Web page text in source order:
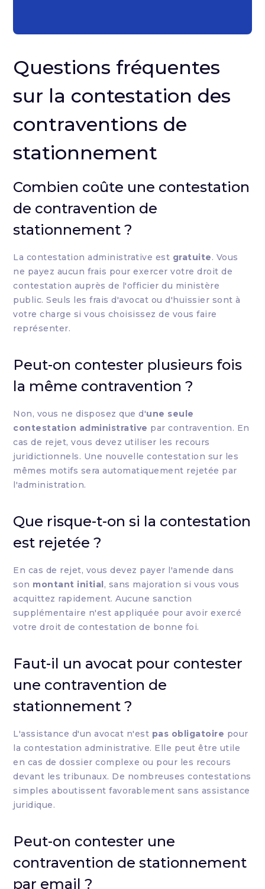
Questions fréquentes
sur la contestation des
contraventions de
stationnement
Combien coûte une contestation
de contravention de
stationnement ?
La contestation administrative est gratuite. Vous
ne payez aucun frais pour exercer votre droit de
contestation auprès de l'officier du ministère
public. Seuls les frais d'avocat ou d'huissier sont à
votre charge si vous choisissez de vous faire
représenter.
Peut-on contester plusieurs fois
la même contravention ?
Non, vous ne disposez que d'une seule
contestation administrative par contravention. En
cas de rejet, vous devez utiliser les recours
juridictionnels. Une nouvelle contestation sur les
mêmes motifs sera automatiquement rejetée par
l'administration.
Que risque-t-on si la contestation
est rejetée ?
En cas de rejet, vous devez payer l'amende dans
son montant initial, sans majoration si vous vous
acquittez rapidement. Aucune sanction
supplémentaire n'est appliquée pour avoir exercé
votre droit de contestation de bonne foi.
Faut-il un avocat pour contester
une contravention de
stationnement ?
L'assistance d'un avocat n'est pas obligatoire pour
la contestation administrative. Elle peut être utile
en cas de dossier complexe ou pour les recours
devant les tribunaux. De nombreuses contestations
simples aboutissent favorablement sans assistance
juridique.
Peut-on contester une
contravention de stationnement
par email ?